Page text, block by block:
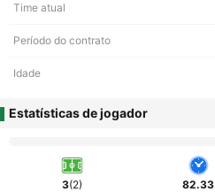
Time atual
Período do contrato
Idade
Estatísticas de jogador
3(2) 82.33